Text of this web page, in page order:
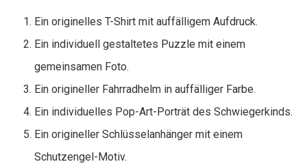
Ein originelles T-Shirt mit auffälligem Aufdruck.
Ein individuell gestaltetes Puzzle mit einem
gemeinsamen Foto.
Ein origineller Fahrradhelm in auffälliger Farbe.
Ein individuelles Pop-Art-Porträt des Schwiegerkinds.
Ein origineller Schlüsselanhänger mit einem
Schutzengel-Motiv.